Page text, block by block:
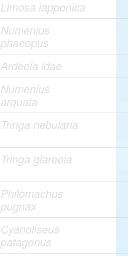
Limosa lapponica
Numenius
phaeopus
Ardeola idae
Numenius
arquata
Tringa nebularia
Tringa glareola
Philomachus
pugnax
Cyanoliseus
patagonus